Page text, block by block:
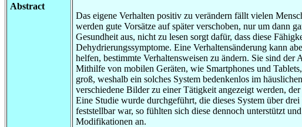
Abstract
Das eigene Verhalten positiv zu verändern fällt vielen
werden gute Vorsätze auf später verschoben, nur um dann
Gesundheit aus, nicht zu lesen sorgt dafür, dass diese
Dehydrierungssymptome. Eine Verhaltensänderung kann
helfen, bestimmte Verhaltensweisen zu ändern. Sie sind
Mithilfe von mobilen Geräten, wie Smartphones und
groß, weshalb ein solches System bedenkenlos im
verschiedene Bilder zu einer Tätigkeit angezeigt werden,
Eine Studie wurde durchgeführt, die dieses System über
feststellbar war, so fühlten sich diese dennoch unterstützt
Modifikationen an.